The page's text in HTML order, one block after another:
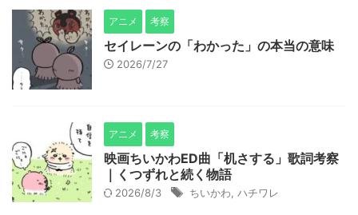
アニメ 考察
セイレーンの「わかった」の本当の意味
2026/7/27
アニメ 考察
映画ちいかわED曲「机さする」歌詞考察
｜くつずれと続く物語
2026/8/3 ちいかわ ハチワレ